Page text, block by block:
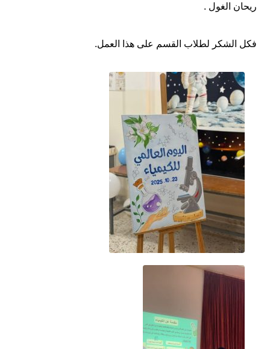
ريحان الغول .
فكل الشكر لطلاب القسم على هذا العمل.